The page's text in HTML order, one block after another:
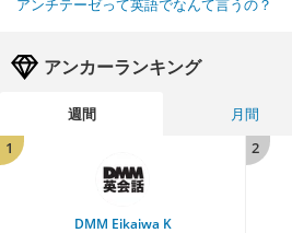
アンチテーゼって英語でなんて言うの？
アンカーランキング
週間 月間
1
DMM Eikaiwa K
2